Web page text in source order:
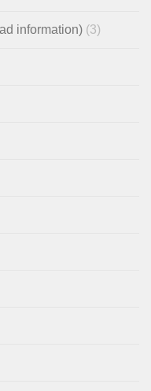
information) (3)